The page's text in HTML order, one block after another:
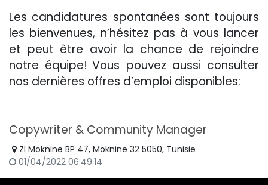
Les candidatures spontanées sont toujours
les bienvenues, n’hésitez pas à vous lancer
et peut être avoir la chance de rejoindre
notre équipe! Vous pouvez aussi consulter
nos dernières offres d’emploi disponibles:
Copywriter & Community Manager
ZI Moknine BP 47, Moknine 32 5050, Tunisie
01/04/2022 06:49:14